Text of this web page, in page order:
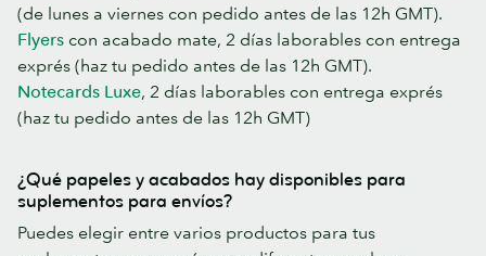
(de lunes a viernes con pedido antes de las 12h GMT).
Flyers con acabado mate, 2 días laborables con entrega
exprés (haz tu pedido antes de las 12h GMT).
Notecards Luxe, 2 días laborables con entrega exprés
(haz tu pedido antes de las 12h GMT)
¿Qué papeles y acabados hay disponibles para
suplementos para envíos?
Puedes elegir entre varios productos para tus